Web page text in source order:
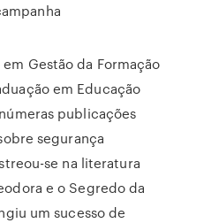
Gestão da Formação
em Educação
publicações
segurança
se na literatura
e o Segredo da
um sucesso de